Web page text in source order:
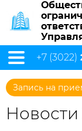
+7 (3022)
Запись на